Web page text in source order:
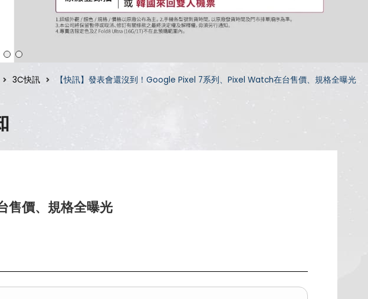
3C快訊 【快訊】發表會還沒到！Google Pixel 7系列、Pixel Watch在台售價、規格全曝光
售價、規格全曝光